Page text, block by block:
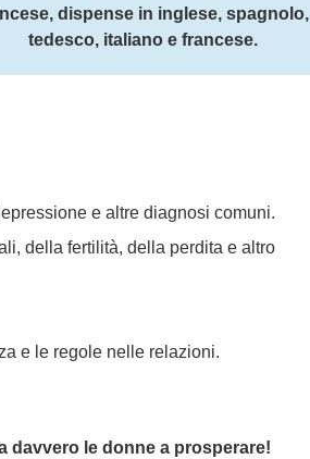
dispense in inglese, spagnolo,
tedesco, italiano e francese.
e altre diagnosi comuni.
della fertilità, della perdita e altro
e le regole nelle relazioni.
davvero le donne a prosperare!